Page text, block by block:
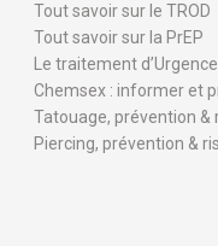
Tout savoir sur le TROD
Tout savoir sur la PrEP
Le traitement
Chemsex : informer et
Tatouage, prévention &
Piercing, prévention &